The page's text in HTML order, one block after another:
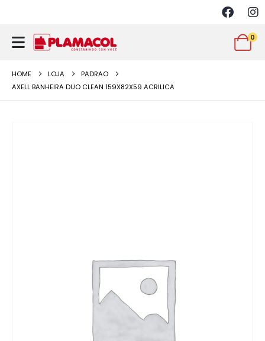
0
HOME LOJA
PADRAO
AXELL BANHEIRA DUO CLEAN 159X82X59 ACRILICA